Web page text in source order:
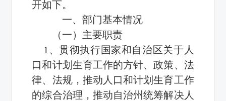
开如下。
一、部门基本情况
（一）主要职责
1、贯彻执行国家和自治区关于人
口和计划生育工作的方针、政策、法
律、法规，推动人口和计划生育工作
的综合治理，推动自治州统筹解决人